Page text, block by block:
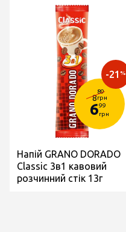
8
89
грн
699
грн
-21 %
Напій GRANO DORADO
Classic 3в1 кавовий
розчинний стік 13г